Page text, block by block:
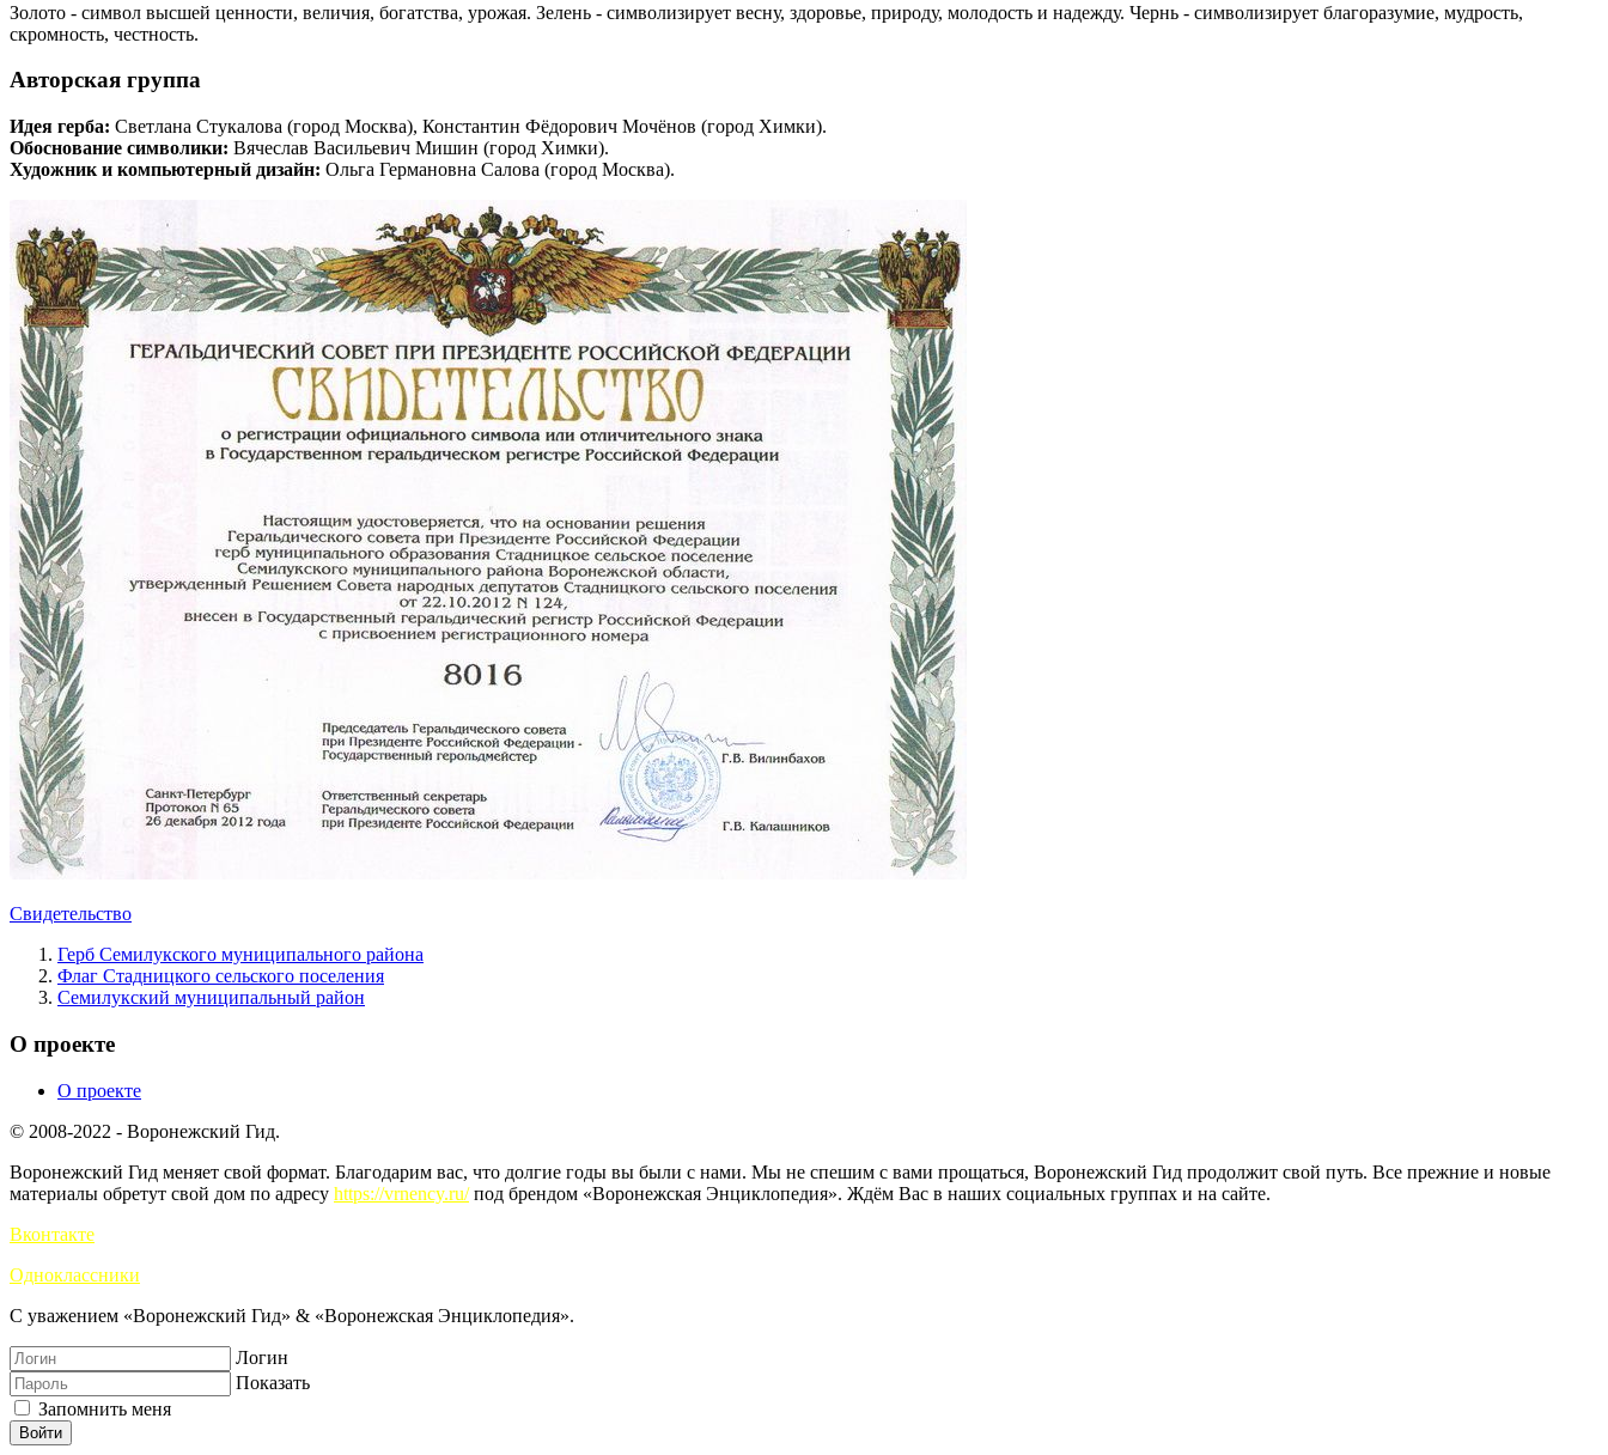
Золото - символ высшей ценности, величия, богатства, урожая. Зелень - символизирует весну, здоровье, природу, молодость и надежду. Чернь - символизирует благоразумие, мудрость,
скромность, честность.
Авторская группа
Идея герба: Светлана Стукалова (город Москва), Константин Фёдорович Мочёнов (город Химки).
Обоснование символики: Вячеслав Васильевич Мишин (город Химки).
Художник и компьютерный дизайн: Ольга Германовна Салова (город Москва).
Свидетельство
Герб Семилукского муниципального района
Флаг Стадницкого сельского поселения
Семилукский муниципальный район
О проекте
О проекте
© 2008-2022 - Воронежский Гид.
Воронежский Гид меняет свой формат. Благодарим вас, что долгие годы вы были с нами. Мы не спешим с вами прощаться, Воронежский Гид продолжит свой путь. Все прежние и новые
материалы обретут свой дом по адресу https://vrnency.ru/под брендом «Воронежская Энциклопедия». Ждём Вас в наших социальных группах и на сайте.
Вконтакте
Одноклассники
С уважением «Воронежский Гид» & «Воронежская Энциклопедия».
Логин
Показать
Запомнить меня
Войти